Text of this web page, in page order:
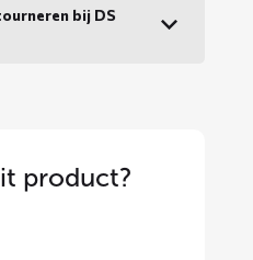
bij DS
product?